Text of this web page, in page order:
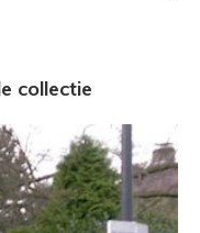
collectie